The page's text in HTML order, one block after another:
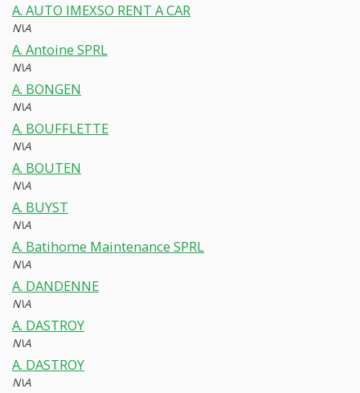
A. AUTO IMEXSO RENT A CAR
N\A
A. Antoine SPRL
N\A
A. BONGEN
N\A
A. BOUFFLETTE
N\A
A. BOUTEN
N\A
A. BUYST
N\A
A. Batihome Maintenance SPRL
N\A
A. DANDENNE
N\A
A. DASTROY
N\A
A. DASTROY
N\A